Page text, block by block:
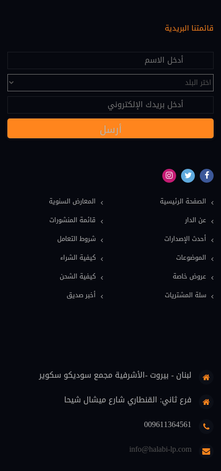
عقاري (30)
علم النفس (25)
تحكيم (24)
عقود دولية (24)
نصوص قانونية (20)
مسؤولية طبية (19)
نماذج دعاوى ونماذج عقود (16)
دولي خاص (13)
معاجم قانونية (11)
فلسفة قانون (9)
تنفيذ (6)
منهجية قانونية (4)
اثبات (4)
قائمتنا البريدية
المعارض السنوية
قائمة المنشورات
شروط التعامل
كيفية الشراء
كيفية الشحن
أخبر صديق
الصفحة الرئيسية
عن الدار
أحدث الإصدارات
الموضوعات
عروض خاصة
سلة المشتريات
لبنان - بيروت -الأشرفية مجمع سوديكو سكوير
فرع ثاني: القنطاري شارع ميشال شيحا
009611364561
info@halabi-lp.com